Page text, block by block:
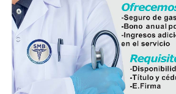
fortalecer la infraestructura
comunidades rurales y mejorar el
para cientos de familias que durante
un servicio irregular.